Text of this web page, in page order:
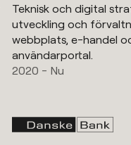
Teknisk och digital
utveckling och
webbplats, e-handel
användarportal.
2020 - Nu